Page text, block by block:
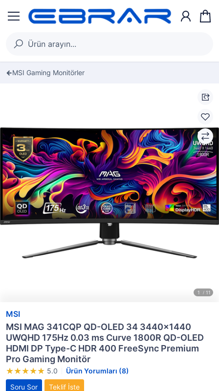
MSI Gaming Monitörler
MSI
MSI MAG 341CQP QD-OLED 34 3440x1440
UWQHD 175Hz 0.03 ms Curve 1800R QD-OLED
HDMI DP Type-C HDR 400 FreeSync Premium
Pro Gaming Monitör
5.0
Ürün Yorumları (8)
Soru Sor
Teklif İste